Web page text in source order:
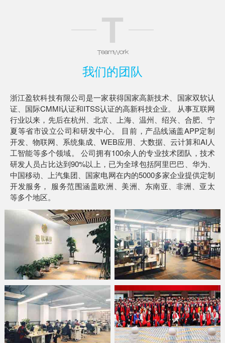
T
TeamWork
我们的团队
浙江盈软科技有限公司是一家获得国家高新技术、国家双软认
证、国际CMMI认证和ITSS认证的高新科技企业。 从事互联网
行业以来，先后在杭州、北京、上海、温州、绍兴、合肥、宁
夏等省市设立公司和研发中心。 目前，产品线涵盖APP定制
开发、物联网、系统集成、WEB应用、大数据、云计算和AI人
工智能等多个领域。 公司拥有100余人的专业技术团队，技术
研发人员占比达到90%以上，已为全球包括阿里巴巴、华为、
中国移动、上汽集团、国家电网在内的5000多家企业提供定制
开发服务， 服务范围涵盖欧洲、美洲、东南亚、非洲、亚太
等多个地区。